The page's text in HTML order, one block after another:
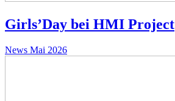
Girls’Day bei HMI Project
News Mai 2026